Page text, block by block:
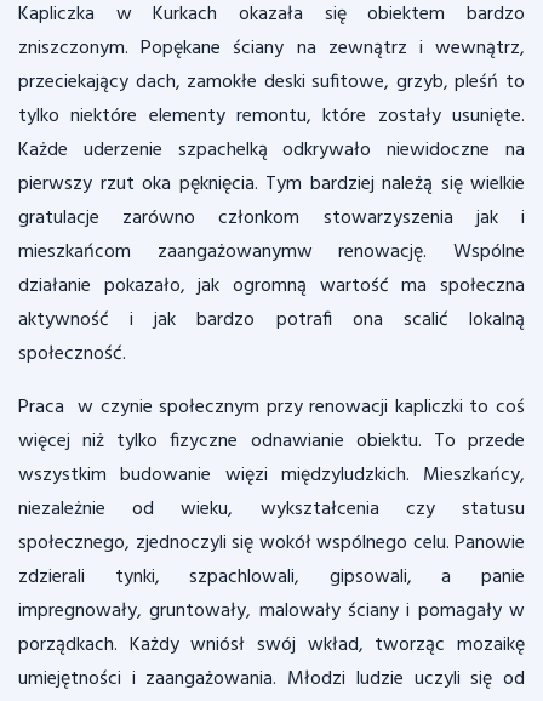
Kapliczka w Kurkach okazała się obiektem bardzo
zniszczonym. Popękane ściany na zewnątrz i wewnątrz,
przeciekający dach, zamokłe deski sufitowe, grzyb, pleśń to
tylko niektóre elementy remontu, które zostały usunięte.
Każde uderzenie szpachelką odkrywało niewidoczne na
pierwszy rzut oka pęknięcia. Tym bardziej należą się wielkie
gratulacje zarówno członkom stowarzyszenia jak i
mieszkańcom zaangażowanymw renowację. Wspólne
działanie pokazało, jak ogromną wartość ma społeczna
aktywność i jak bardzo potrafi ona scalić lokalną
społeczność.
Praca w czynie społecznym przy renowacji kapliczki to coś
więcej niż tylko fizyczne odnawianie obiektu. To przede
wszystkim budowanie więzi międzyludzkich. Mieszkańcy,
niezależnie od wieku, wykształcenia czy statusu
społecznego, zjednoczyli się wokół wspólnego celu. Panowie
zdzierali tynki, szpachlowali, gipsowali, a panie
impregnowały, gruntowały, malowały ściany i pomagały w
porządkach. Każdy wniósł swój wkład, tworząc mozaikę
umiejętności i zaangażowania. Młodzi ludzie uczyli się od